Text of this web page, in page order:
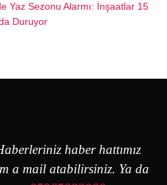
Yaz Sezonu Alarmı: İnşaatlar 15
Duruyor
haber hattımız
a mail atabilirsiniz. Ya da